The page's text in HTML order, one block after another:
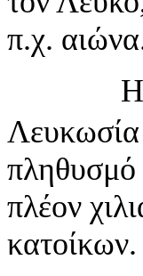
π.χ.
Η
Λευκωσία
πληθυσμό
πλέον
κατοίκων.